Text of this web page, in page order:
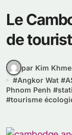
Le
de
par Kim
#Angkor Wat #
Phnom Penh #
#tourisme